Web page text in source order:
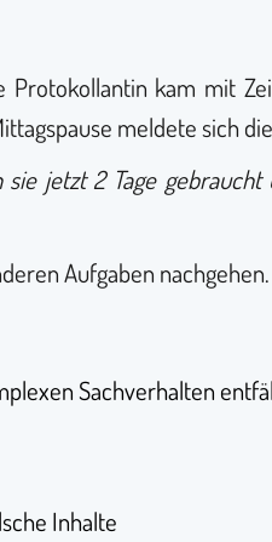
kam mit
meldete sich
jetzt 2 Tage
Aufgaben nachgehen.
Sachverhalten
Inhalte